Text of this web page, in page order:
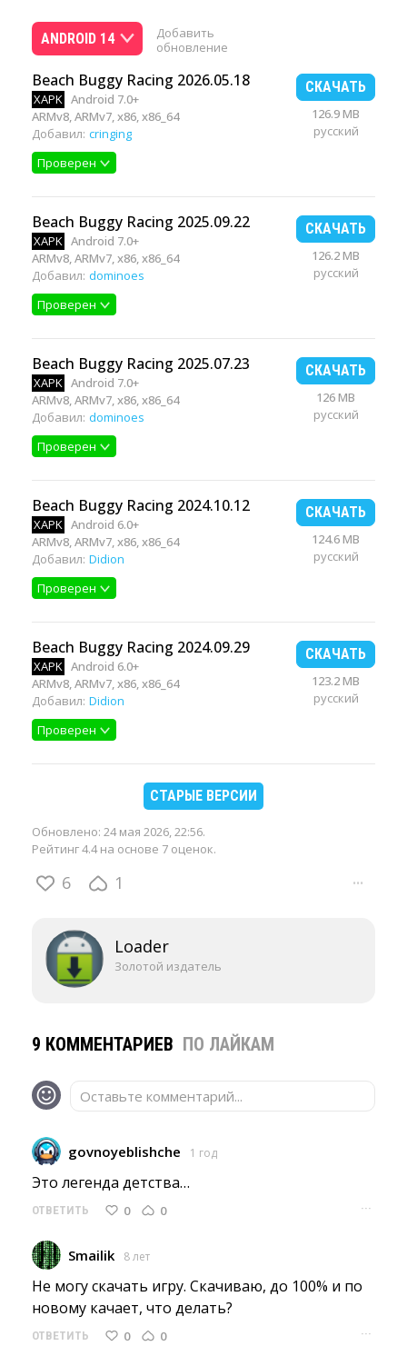
ANDROID 14
Добавить
обновление
Beach Buggy Racing 2026.05.18
XAPK Android 7.0+
ARMv8, ARMv7, x86, x86_64
Добавил: cringing
Проверен
СКАЧАТЬ
126.9 MB
русский
Beach Buggy Racing 2025.09.22
XAPK Android 7.0+
ARMv8, ARMv7, x86, x86_64
Добавил: dominoes
Проверен
СКАЧАТЬ
126.2 MB
русский
Beach Buggy Racing 2025.07.23
XAPK Android 7.0+
ARMv8, ARMv7, x86, x86_64
Добавил: dominoes
Проверен
СКАЧАТЬ
126 MB
русский
Beach Buggy Racing 2024.10.12
XAPK Android 6.0+
ARMv8, ARMv7, x86, x86_64
Добавил: Didion
Проверен
СКАЧАТЬ
124.6 MB
русский
Beach Buggy Racing 2024.09.29
XAPK Android 6.0+
ARMv8, ARMv7, x86, x86_64
Добавил: Didion
Проверен
СКАЧАТЬ
123.2 MB
русский
СТАРЫЕ ВЕРСИИ
Обновлено: 24 мая 2026, 22:56.
Рейтинг 4.4 на основе 7 оценок.
6 1 ···
Loader
Золотой издатель
9 КОММЕНТАРИЕВ ПО ЛАЙКАМ
Оставьте комментарий...
govnoyeblishche 1 год
Это легенда детства…
ОТВЕТИТЬ 0 0 ···
Smailik 8 лет
Не могу скачать игру. Скачиваю, до 100% и по
новому качает, что делать?
ОТВЕТИТЬ 0 0 ···